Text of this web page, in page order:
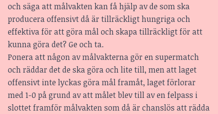
och säga att målvakten kan få hjälp av de som ska
producera offensivt då är tillräckligt hungriga och
effektiva för att göra mål och skapa tillräckligt för att
kunna göra det? Ge och ta.
Ponera att någon av målvakterna gör en supermatch
och räddar det de ska göra och lite till, men att laget
offensivt inte lyckas göra mål framåt, laget förlorar
med 1-0 på grund av att målet blev till av en felpass i
slottet framför målvakten som då är chanslös att rädda